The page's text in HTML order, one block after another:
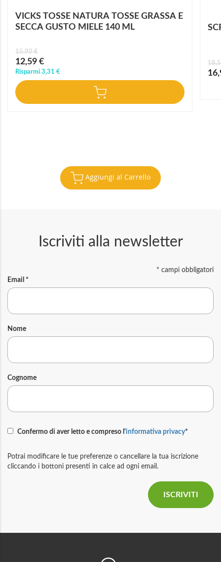
VICKS TOSSE NATURA TOSSE GRASSA E
SECCA GUSTO MIELE 140 ML
Prezzo
speciale
12,59 €
15,90 €
Risparmi 3,31 €
Aggiungi al Carrello
Iscriviti alla newsletter
* campi obbligatori
Email *
Nome
Cognome
Confermo di aver letto e compreso l'informativa privacy*
Potrai modificare le tue preferenze o cancellare la tua iscrizione
cliccando i bottoni presenti in calce ad ogni email.